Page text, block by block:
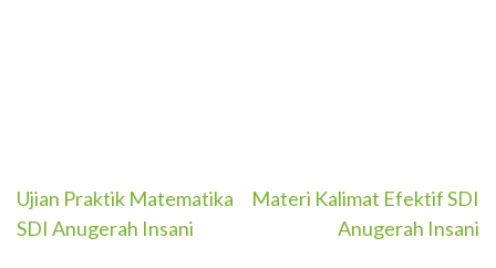
Post
navigation
Ujian Praktik Matematika
SDI Anugerah Insani
Materi Kalimat Efektif SDI
Anugerah Insani